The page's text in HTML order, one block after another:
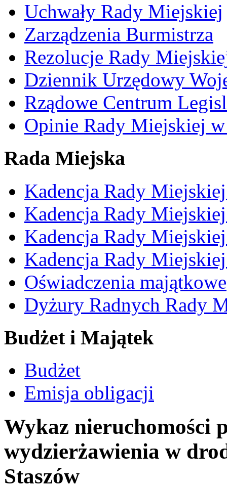
Uchwały Rady Miejskiej
Zarządzenia Burmistrza
Rezolucje Rady
Dziennik Urzędowy
Rządowe Centrum
Opinie Rady Miejskiej w
Rada Miejska
Kadencja Rady
Kadencja Rady
Kadencja Rady
Kadencja Rady
Oświadczenia majątkowe
Dyżury Radnych Rady
Budżet i Majątek
Budżet
Emisja obligacji
Wykaz nieruchomości
wydzierżawienia w
Staszów